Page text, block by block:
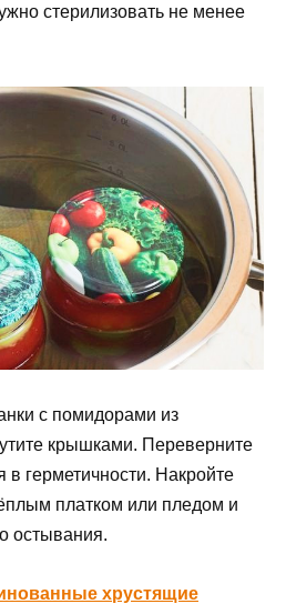
стерилизовать не менее
с помидорами из
крышками. Переверните
в герметичности. Накройте
платком или пледом и
остывания.
хрустящие